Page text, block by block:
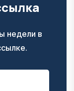
недели в